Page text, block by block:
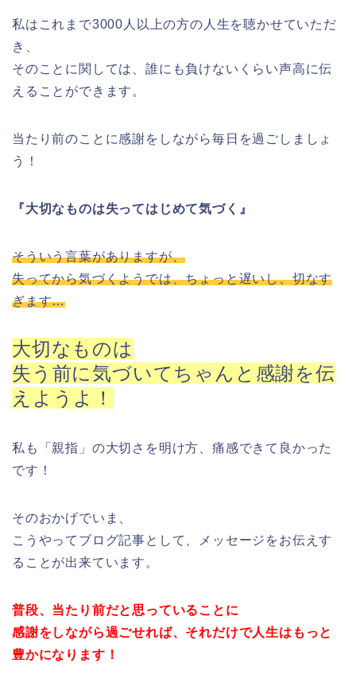
私はこれまで3000人以上の方の人生を聴かせていただ
き、
そのことに関しては、誰にも負けないくらい声高に伝
えることができます。
当たり前のことに感謝をしながら毎日を過ごしましょ
う！
『大切なものは失ってはじめて気づく』
そういう言葉がありますが、
失ってから気づくようでは、ちょっと遅いし、切なす
ぎます…
大切なものは
失う前に気づいてちゃんと感謝を伝
えようよ！
私も「親指」の大切さを明け方、痛感できて良かった
です！
そのおかげでいま、
こうやってブログ記事として、メッセージをお伝えす
ることが出来ています。
普段、当たり前だと思っていることに
感謝をしながら過ごせれば、それだけで人生はもっと
豊かになります！